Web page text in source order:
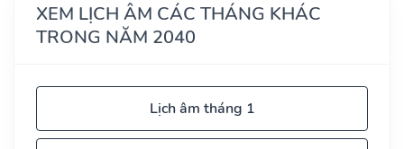
XEM LỊCH ÂM CÁC THÁNG KHÁC
TRONG NĂM 2040
Lịch âm tháng 1